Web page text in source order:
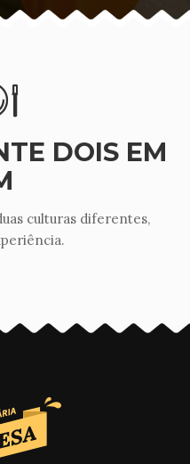
DOIS EM
culturas diferentes,